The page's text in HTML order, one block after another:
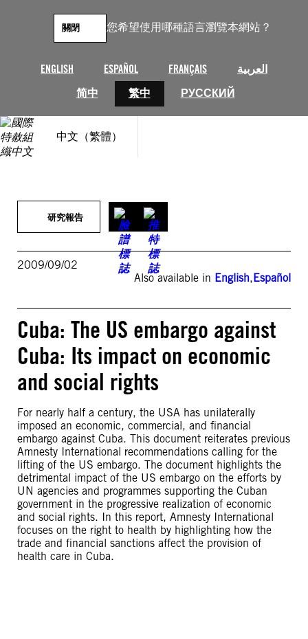
您希望使用哪種語言瀏覽本網站？
ENGLISH ESPAÑOL FRANÇAIS
العربية
简中
繁中 РУССКИЙ
關閉
中文（繁體）
研究報告
2009/09/02
Also available in English,Español
Cuba: The US embargo against
Cuba: Its impact on economic
and social rights
For nearly half a century, the USA has unilaterally
imposed an economic, commercial, and financial
embargo against Cuba. This document reiterates previous
Amnesty International recommendations calling for the
lifting of the US embargo. The document highlights the
detrimental impact of the US embargo on the efforts by
UN agencies and programmes supporting the Cuban
government in the progressive realization of economic
and social rights. In this report, Amnesty International
focuses on the right to health by highlighting how the
trade and financial sanctions affect the provision of
health care in Cuba.